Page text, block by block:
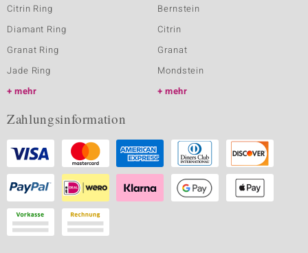
Citrin Ring
Diamant Ring
Granat Ring
Jade Ring
mehr
Bernstein
Citrin
Granat
Mondstein
mehr
Zahlungsinformation